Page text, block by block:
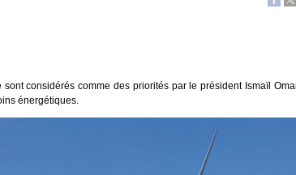
considérés comme des priorités par le président Ismaïl
énergétiques.